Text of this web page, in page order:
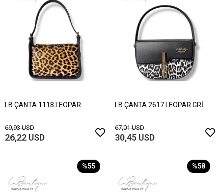
LB ÇANTA 1118 LEOPAR
69,93 USD
26,22 USD
LB ÇANTA 2617 LEOPAR GRİ
67,01 USD
30,45 USD
%55 %58